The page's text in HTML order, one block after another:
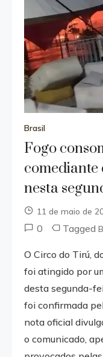
Brasil
Fogo
comediante
nesta
11 de maio de
0 Tagged
O Circo do Tirú,
foi atingido por
desta segunda-
foi confirmada
nota oficial
o comunicado,